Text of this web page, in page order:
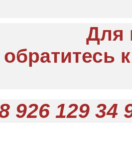
Для
926 129